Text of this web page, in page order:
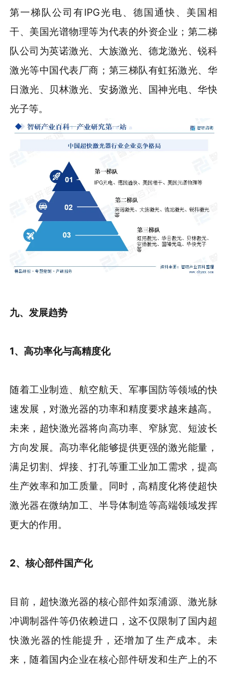
第一梯队公司有IPG光电、德国通快、美国相
干、美国光谱物理等为代表的外资企业；第二梯
队公司为英诺激光、大族激光、德龙激光、锐科
激光等中国代表厂商；第三梯队有虹拓激光、华
日激光、贝林激光、安扬激光、国神光电、华快
光子等。
九、发展趋势
1、高功率化与高精度化
随着工业制造、航空航天、军事国防等领域的快
速发展，对激光器的功率和精度要求越来越高。
未来，超快激光器将向高功率、窄脉宽、短波长
方向发展。高功率化能够提供更强的激光能量，
满足切割、焊接、打孔等重工业加工需求，提高
生产效率和加工质量。同时，高精度化将使超快
激光器在微纳加工、半导体制造等高端领域发挥
更大的作用。
2、核心部件国产化
目前，超快激光器的核心部件如泵浦源、激光脉
冲调制器件等仍依赖进口，这不仅限制了国内超
快激光器的性能提升，还增加了生产成本。未
来，随着国内企业在核心部件研发和生产上的不